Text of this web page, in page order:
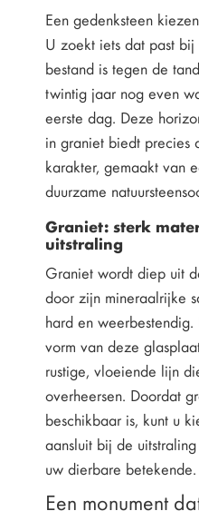
Een gedenksteen
U zoekt iets dat past
bestand is tegen de
twintig jaar nog even
eerste dag. Deze
in graniet biedt precies
karakter, gemaakt van
duurzame
Graniet: sterk
uitstraling
Graniet wordt diep uit
door zijn mineraalrijke
hard en
vorm van deze
rustige, vloeiende lijn
overheersen. Doordat
beschikbaar is, kunt u
aansluit bij de
uw dierbare betekende.
Een monument